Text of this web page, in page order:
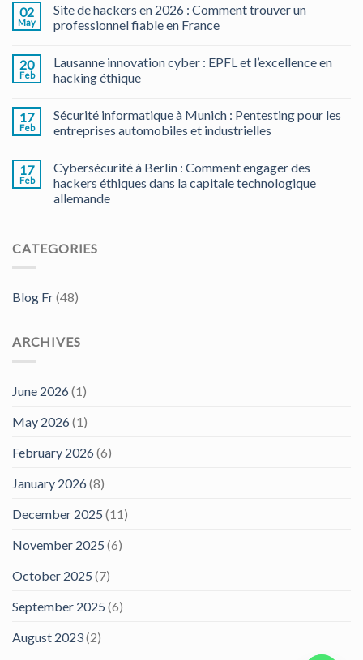
02
May
Site de hackers en 2026 : Comment trouver un
professionnel fiable en France
20
Feb
Lausanne innovation cyber : EPFL et l’excellence en
hacking éthique
17
Feb
Sécurité informatique à Munich : Pentesting pour les
entreprises automobiles et industrielles
17
Feb
Cybersécurité à Berlin : Comment engager des
hackers éthiques dans la capitale technologique
allemande
CATEGORIES
Blog Fr(48)
ARCHIVES
June 2026(1)
May 2026(1)
February 2026(6)
January 2026(8)
December 2025 (11)
November 2025 (6)
October 2025 (7)
September 2025 (6)
August 2023(2)